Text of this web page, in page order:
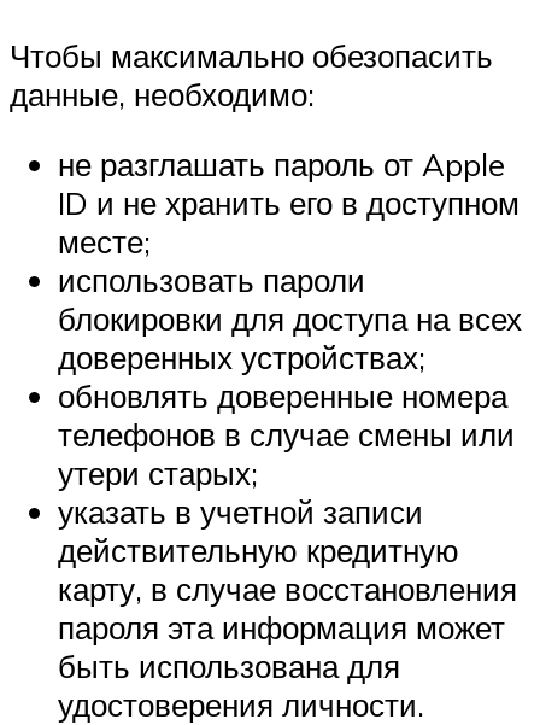
Чтобы максимально обезопасить
данные, необходимо:
не разглашать пароль от Apple
ID и не хранить его в доступном
месте;
использовать пароли
блокировки для доступа на всех
доверенных устройствах;
обновлять доверенные номера
телефонов в случае смены или
утери старых;
указать в учетной записи
действительную кредитную
карту, в случае восстановления
пароля эта информация может
быть использована для
удостоверения личности.